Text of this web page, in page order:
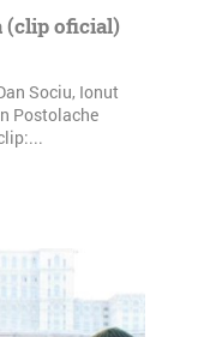
(clip oficial)
Sociu, Ionut
Postolache